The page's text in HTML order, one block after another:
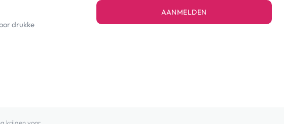
drukke
AANMELDEN